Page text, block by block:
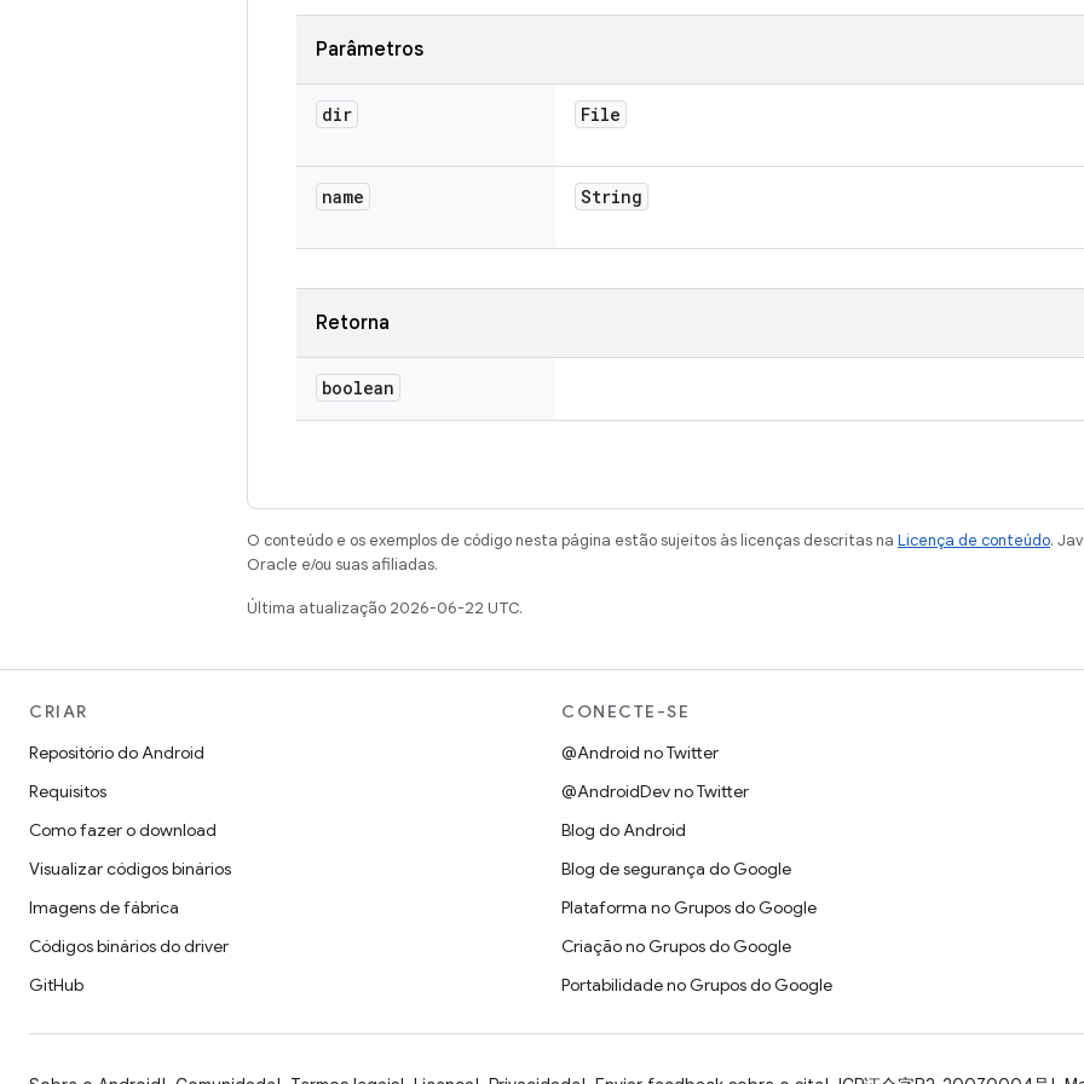
Parâmetros
dir File
name String
Retorna
boolean
O conteúdo e os exemplos de código nesta página estão sujeitos às licenças descritas na Licença de conteúdo.
Oracle e/ou suas afiliadas.
Última atualização 2026-06-22 UTC.
CRIAR
Repositório do Android
Requisitos
Como fazer o download
Visualizar códigos binários
Imagens de fábrica
Códigos binários do driver
GitHub
CONECTE-SE
@Android no Twitter
@AndroidDev no Twitter
Blog do Android
Blog de segurança do Google
Plataforma no Grupos do Google
Criação no Grupos do Google
Portabilidade no Grupos do Google